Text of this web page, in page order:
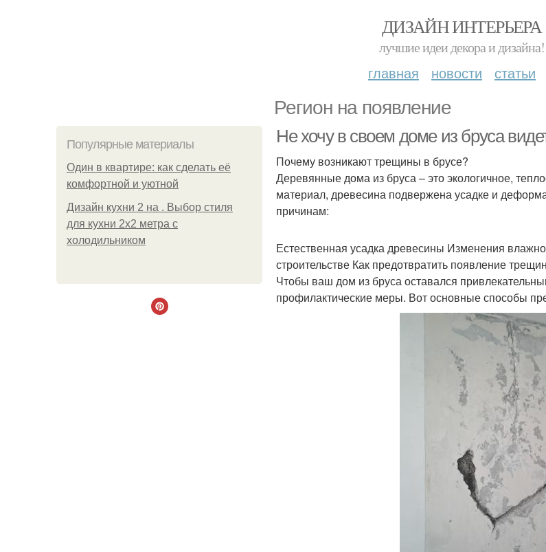
ДИЗАЙН ИНТЕРЬЕРА
лучшие идеи декора и дизайна!
главная новости статьи
Регион на появление
Популярные материалы
Один в квартире: как сделать её
комфортной и уютной
Дизайн кухни 2 на . Выбор стиля
для кухни 2х2 метра с
холодильником
Не хочу в своем доме из бруса
Почему возникают трещины в брусе?
Деревянные дома из бруса – это экологичное,
материал, древесина подвержена усадке и
причинам:
Естественная усадка древесины Изменения
строительстве Как предотвратить появление трещин
Чтобы ваш дом из бруса оставался
профилактические меры. Вот основные способы